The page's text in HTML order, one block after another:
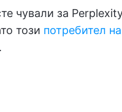
чували за
този потребител